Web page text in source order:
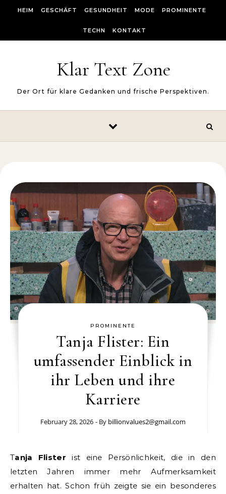
HEIM GESCHÄFT GESUNDHEIT MODE PROMINENTE
TECHN KONTAKT
Klar Text Zone
Der Ort für klare Gedanken und frische Perspektiven.
PROMINENTE
Tanja Flister: Ein
umfassender Einblick in
ihr Leben und ihre
Karriere
February 28, 2026 - By billionvalues2@gmail.com
Tanja Flister ist eine Persönlichkeit, die in den
letzten Jahren immer mehr Aufmerksamkeit
erhalten hat. Schon früh zeigte sie ein besonderes